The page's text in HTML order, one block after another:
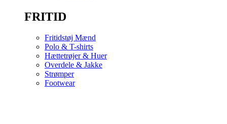
FRITID
Fritidstøj Mænd
Polo & T-shirts
Hættetrøjer & Huer
Overdele & Jakke
Strømper
Footwear